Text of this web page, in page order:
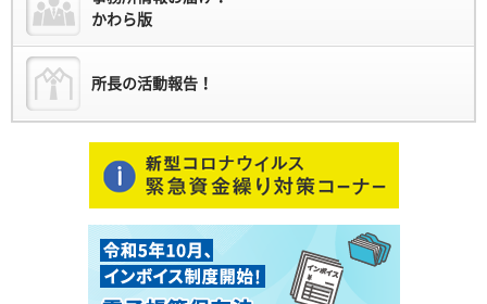
かわら版
所長の活動報告！